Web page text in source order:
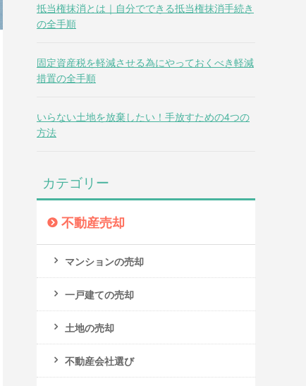
抵当権抹消とは｜自分でできる抵当権抹消手続き
の全手順
固定資産税を軽減させる為にやっておくべき軽減
措置の全手順
いらない土地を放棄したい！手放すための4つの
方法
カテゴリー
不動産売却
マンションの売却
一戸建ての売却
土地の売却
不動産会社選び